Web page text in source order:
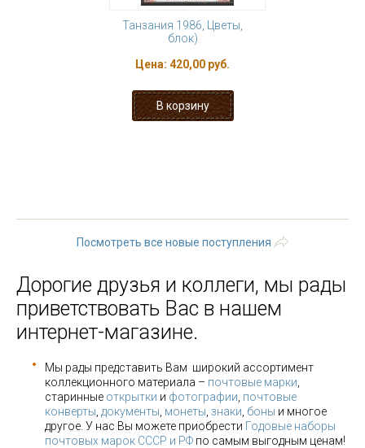
Танзания 1986, Цветы,
блок)
Цена: 420,00 руб.
Посмотреть все новые поступления
Дорогие друзья и коллеги, мы рады
приветствовать Вас в нашем
интернет-магазине.
Мы рады представить Вам широкий ассортимент
коллекционного материала – почтовые марки
старинные открытки и фотографии почтовые
конверты документы монеты знаки боны и многое
другое. У нас Вы можете приобрести Годовые наборы
почтовых марок СССР и РФ по самым выгодным ценам!